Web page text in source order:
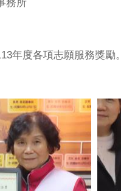
務所
年度各項志願服務獎勵。